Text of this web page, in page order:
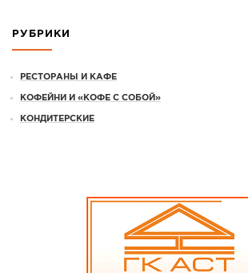
РУБРИКИ
РЕСТОРАНЫ И КАФЕ
КОФЕЙНИ И «КОФЕ С СОБОЙ»
КОНДИТЕРСКИЕ